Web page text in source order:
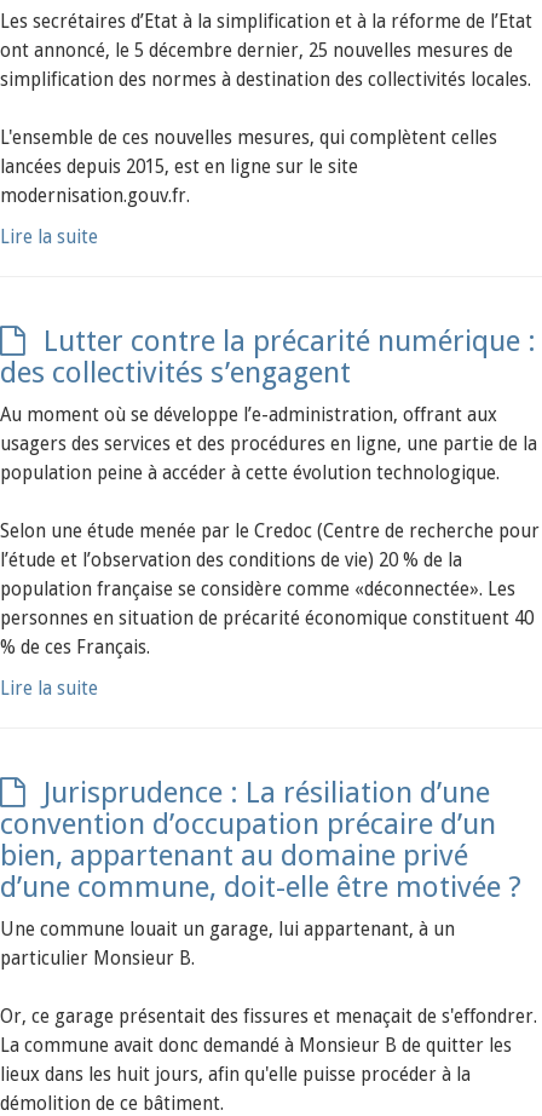
Les secrétaires d’Etat à la simplification et à la réforme de l’Etat
ont annoncé, le 5 décembre dernier, 25 nouvelles mesures de
simplification des normes à destination des collectivités locales.
L'ensemble de ces nouvelles mesures, qui complètent celles
lancées depuis 2015, est en ligne sur le site
modernisation.gouv.fr.
Lire la suite
Lutter contre la précarité numérique :
des collectivités s’engagent
Au moment où se développe l’e-administration, offrant aux
usagers des services et des procédures en ligne, une partie de la
population peine à accéder à cette évolution technologique.
Selon une étude menée par le Credoc (Centre de recherche pour
l’étude et l’observation des conditions de vie) 20 % de la
population française se considère comme «déconnectée». Les
personnes en situation de précarité économique constituent 40
% de ces Français.
Lire la suite
Jurisprudence : La résiliation d’une
convention d’occupation précaire d’un
bien, appartenant au domaine privé
d’une commune, doit-elle être motivée ?
Une commune louait un garage, lui appartenant, à un
particulier Monsieur B.
Or, ce garage présentait des fissures et menaçait de s'effondrer.
La commune avait donc demandé à Monsieur B de quitter les
lieux dans les huit jours, afin qu'elle puisse procéder à la
démolition de ce bâtiment.